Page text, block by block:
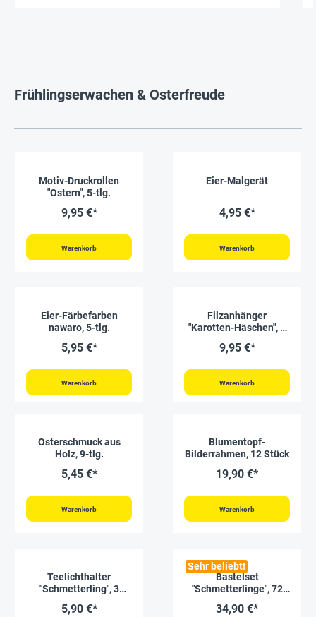
Frühlingserwachen & Osterfreude
Motiv-Druckrollen
"Ostern", 5-tlg.
9,95 €*
Warenkorb
Eier-Malgerät
4,95 €*
Warenkorb
Eier-Färbefarben
nawaro, 5-tlg.
5,95 €*
Warenkorb
Filzanhänger
"Karotten-Häschen", 6
9,95 €*
Warenkorb
Osterschmuck aus
Holz, 9-tlg.
5,45 €*
Warenkorb
Blumentopf-
Bilderrahmen, 12 Stück
19,90 €*
Warenkorb
Teelichthalter
"Schmetterling", 3
5,90 €*
Sehr beliebt!
Bastelset
"Schmetterlinge", 72
34,90 €*